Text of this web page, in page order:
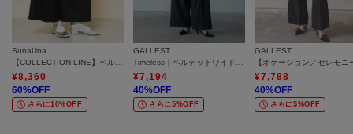
SunaUna
¥8,360
60%OFF
さらに10%OFF
GALLEST
¥7,194
40%OFF
さらに5%OFF
GALLEST
¥7,788
40%OFF
さらに5%OFF